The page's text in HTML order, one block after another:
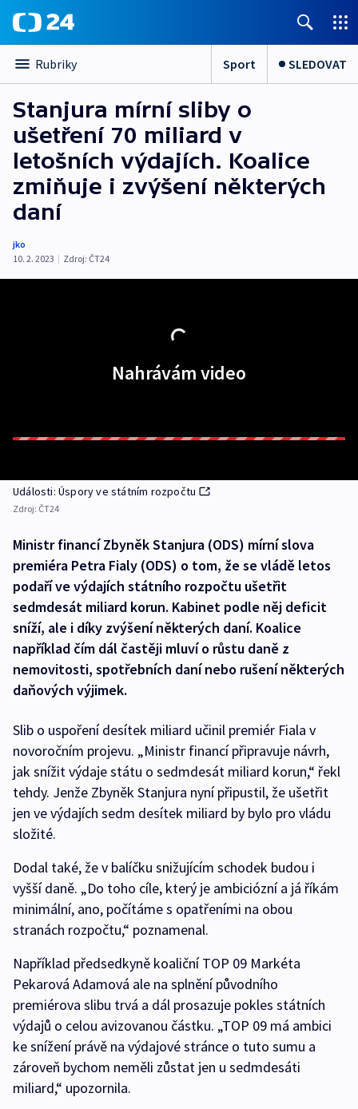
Rubriky Sport SLEDOVAT
Stanjura mírní sliby o
ušetření 70 miliard v
letošních výdajích. Koalice
zmiňuje i zvýšení některých
daní
jko
10. 2. 2023 | Zdroj: ČT24
Nahrávám video
Události: Úspory ve státním rozpočtu
Zdroj: ČT24
Ministr financí Zbyněk Stanjura (ODS) mírní slova
premiéra Petra Fialy (ODS) o tom, že se vládě letos
podaří ve výdajích státního rozpočtu ušetřit
sedmdesát miliard korun. Kabinet podle něj deficit
sníží, ale i díky zvýšení některých daní. Koalice
například čím dál častěji mluví o růstu daně z
nemovitosti, spotřebních daní nebo rušení některých
daňových výjimek.
Slib o uspoření desítek miliard učinil premiér Fiala v
novoročním projevu. „Ministr financí připravuje návrh,
jak snížit výdaje státu o sedmdesát miliard korun,“ řekl
tehdy. Jenže Zbyněk Stanjura nyní připustil, že ušetřit
jen ve výdajích sedm desítek miliard by bylo pro vládu
složité.
Dodal také, že v balíčku snižujícím schodek budou i
vyšší daně. „Do toho cíle, který je ambiciózní a já říkám
minimální, ano, počítáme s opatřeními na obou
stranách rozpočtu,“ poznamenal.
Například předsedkyně koaliční TOP 09 Markéta
Pekarová Adamová ale na splnění původního
premiérova slibu trvá a dál prosazuje pokles státních
výdajů o celou avizovanou částku. „TOP 09 má ambici
ke snížení právě na výdajové stránce o tuto sumu a
zároveň bychom neměli zůstat jen u sedmdesáti
miliard,“ upozornila.